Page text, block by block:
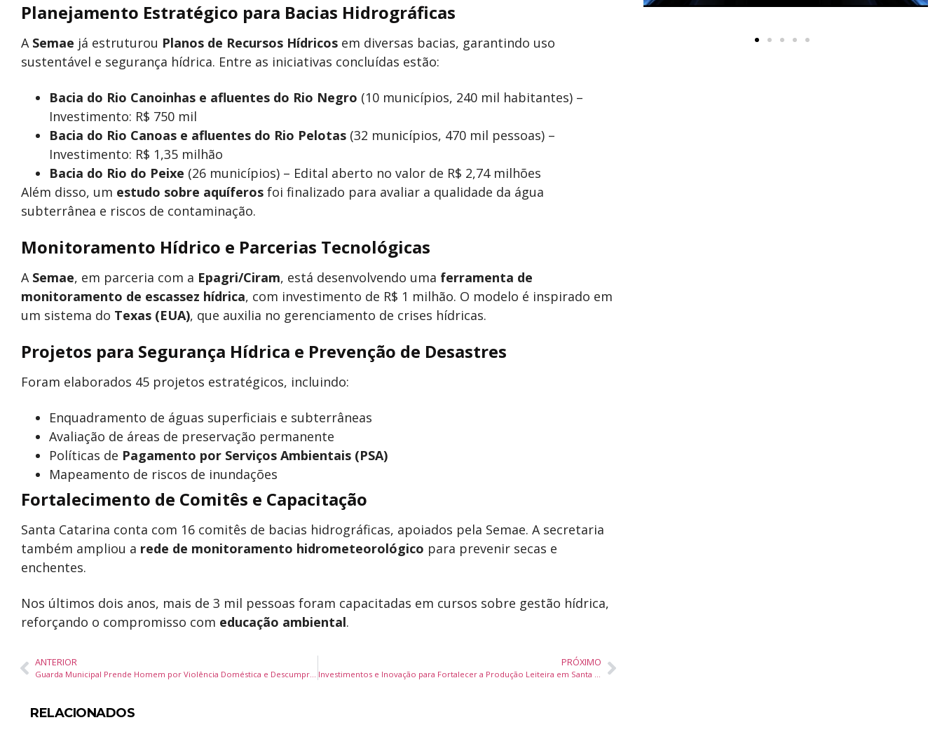
Planejamento Estratégico para Bacias Hidrográficas
A Semae já estruturou Planos de Recursos Hídricos em diversas bacias, garantindo uso
sustentável e segurança hídrica. Entre as iniciativas concluídas estão:
Bacia do Rio Canoinhas e afluentes do Rio Negro (10 municípios, 240 mil habitantes) –
Investimento: R$ 750 mil
Bacia do Rio Canoas e afluentes do Rio Pelotas (32 municípios, 470 mil pessoas) –
Investimento: R$ 1,35 milhão
Bacia do Rio do Peixe (26 municípios) – Edital aberto no valor de R$ 2,74 milhões
Além disso, um estudo sobre aquíferos foi finalizado para avaliar a qualidade da água
subterrânea e riscos de contaminação.
Monitoramento Hídrico e Parcerias Tecnológicas
A Semae, em parceria com a Epagri/Ciram, está desenvolvendo uma ferramenta de
monitoramento de escassez hídrica, com investimento de R$ 1 milhão. O modelo é inspirado em
um sistema do Texas (EUA), que auxilia no gerenciamento de crises hídricas.
Projetos para Segurança Hídrica e Prevenção de Desastres
Foram elaborados 45 projetos estratégicos, incluindo:
Enquadramento de águas superficiais e subterrâneas
Avaliação de áreas de preservação permanente
Políticas de Pagamento por Serviços Ambientais (PSA)
Mapeamento de riscos de inundações
Fortalecimento de Comitês e Capacitação
Santa Catarina conta com 16 comitês de bacias hidrográficas, apoiados pela Semae. A secretaria
também ampliou a rede de monitoramento hidrometeorológico para prevenir secas e
enchentes.
Nos últimos dois anos, mais de 3 mil pessoas foram capacitadas em cursos sobre gestão hídrica,
reforçando o compromisso com educação ambiental.
ANTERIOR
Guarda Municipal Prende Homem por Violência Doméstica e Descumprimento de Medida Protetiva
PRÓXIMO
Investimentos e Inovação para Fortalecer a Produção Leiteira em Santa Catarina
RELACIONADOS